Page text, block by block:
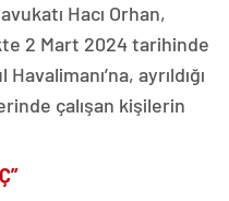
Hacı Orhan,
2 Mart 2024 tarihinde
ayrıldığı
çalışan kişilerin